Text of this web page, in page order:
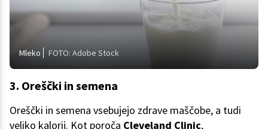
Mleko FOTO: Adobe Stock
3. Oreščki in semena
Oreščki in semena vsebujejo zdrave maščobe, a tudi
veliko kalorij. Kot poroča Cleveland Clinic,